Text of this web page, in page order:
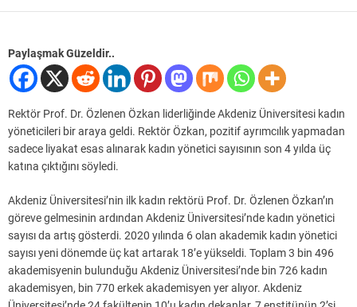
Paylaşmak Güzeldir..
Rektör Prof. Dr. Özlenen Özkan liderliğinde Akdeniz Üniversitesi kadın
yöneticileri bir araya geldi. Rektör Özkan, pozitif ayrımcılık yapmadan
sadece liyakat esas alınarak kadın yönetici sayısının son 4 yılda üç
katına çıktığını söyledi.
Akdeniz Üniversitesi’nin ilk kadın rektörü Prof. Dr. Özlenen Özkan’ın
göreve gelmesinin ardından Akdeniz Üniversitesi’nde kadın yönetici
sayısı da artış gösterdi. 2020 yılında 6 olan akademik kadın yönetici
sayısı yeni dönemde üç kat artarak 18’e yükseldi. Toplam 3 bin 496
akademisyenin bulunduğu Akdeniz Üniversitesi’nde bin 726 kadın
akademisyen, bin 770 erkek akademisyen yer alıyor. Akdeniz